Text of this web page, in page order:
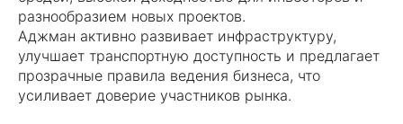
разнообразием новых проектов.
Аджман активно развивает инфраструктуру,
улучшает транспортную доступность и предлагает
прозрачные правила ведения бизнеса, что
усиливает доверие участников рынка.